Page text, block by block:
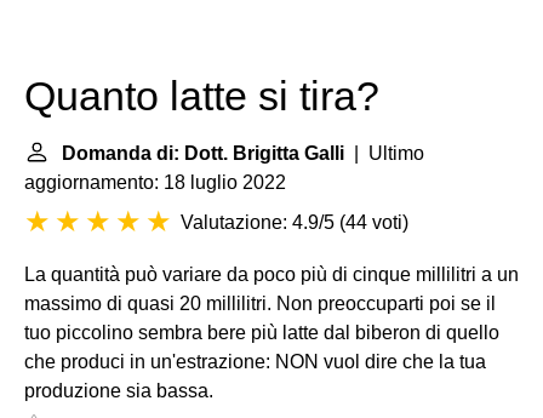
Quanto latte si tira?
Domanda di: Dott. Brigitta Galli | Ultimo
aggiornamento: 18 luglio 2022
Valutazione: 4.9/5 (44 voti)
La quantità può variare da poco più di cinque millilitri a un
massimo di quasi 20 millilitri. Non preoccuparti poi se il
tuo piccolino sembra bere più latte dal biberon di quello
che produci in un'estrazione: NON vuol dire che la tua
produzione sia bassa.